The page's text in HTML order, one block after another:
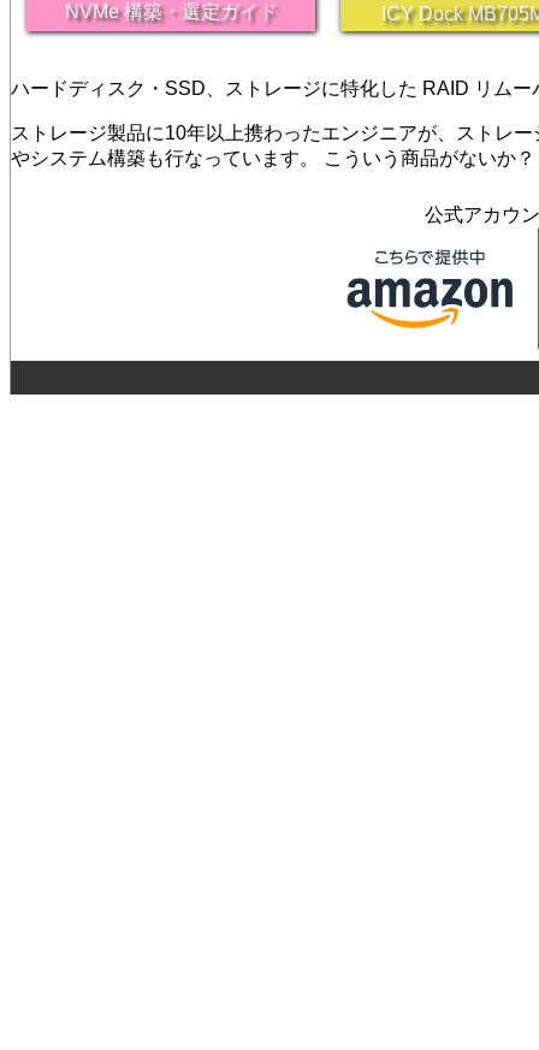
NVMe 構築・選定ガイド ICY Dock
ハードディスク・SSD、ストレージに特化した RAID リム
ストレージ製品に10年以上携わったエンジニアが、ストレ
やシステム構築も行なっています。 こういう商品がないか
公式アカウ